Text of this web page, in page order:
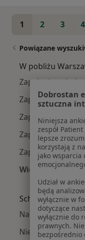
1 2 3 4
Powiązane
W pobliżu
Zapalenie
Zapalenie
Zapalenie
Zapalenie
Zapalenie
Więcej (4)
Więcej w
Schorzenia w
Nadciśnienie
Niewydolność
Dobrostan
sztuczna
Niniejsza
zespół
lepsze
korzystają z
jako wsparcia
Udział w
będą
wyłącznie w
dotyczące
wyłącznie do
prawnych.
bezpośrednio